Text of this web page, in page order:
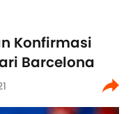
Konfirmasi
Barcelona